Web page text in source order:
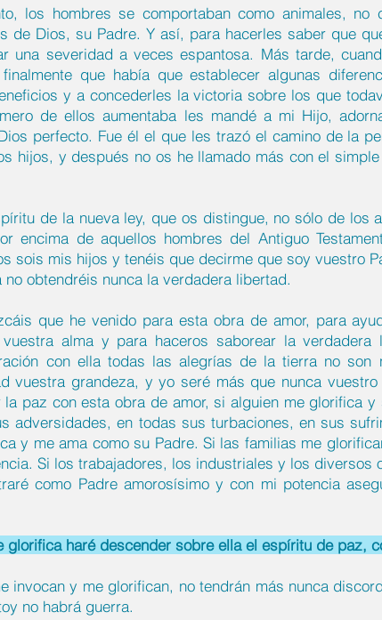
los hombres se comportaban como animales, no
de Dios, su Padre. Y así, para hacerles saber que
una severidad a veces espantosa. Más tarde,
que había que establecer algunas
y a concederles la victoria sobre los que
de ellos aumentaba les mandé a mi Hijo,
perfecto. Fue él el que les trazó el camino de la
hijos, y después no os he llamado más con el
de la nueva ley, que os distingue, no sólo de los
encima de aquellos hombres del Antiguo
sois mis hijos y tenéis que decirme que soy vuestro
obtendréis nunca la verdadera libertad.
que he venido para esta obra de amor, para
alma y para haceros saborear la
con ella todas las alegrías de la tierra no son
vuestra grandeza, y yo seré más que nunca
paz con esta obra de amor, si alguien me glorifica
adversidades, en todas sus turbaciones, en sus
y me ama como su Padre. Si las familias me
Si los trabajadores, los industriales y los diversos
como Padre amorosísimo y con mi potencia
haré descender sobre ella el espíritu de paz,
invocan y me glorifican, no tendrán más nunca
no habrá guerra.